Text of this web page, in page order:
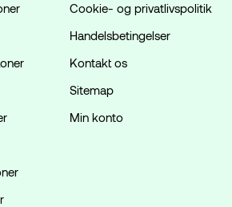
Cookie- og privatlivspolitik
Handelsbetingelser
Kontakt os
Sitemap
Min konto